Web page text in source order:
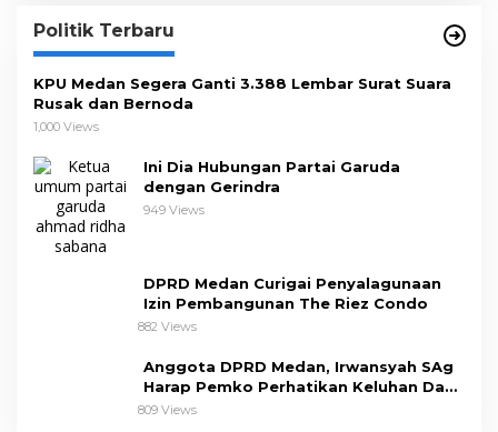
Politik Terbaru
KPU Medan Segera Ganti 3.388 Lembar Surat Suara
Rusak dan Bernoda
1,000 Views
Ini Dia Hubungan Partai Garuda
dengan Gerindra
949 Views
DPRD Medan Curigai Penyalagunaan
Izin Pembangunan The Riez Condo
882 Views
Anggota DPRD Medan, Irwansyah SAg
Harap Pemko Perhatikan Keluhan Dapil
III
809 Views